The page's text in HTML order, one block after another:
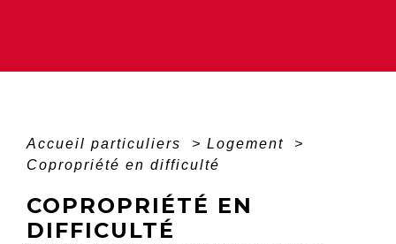
Accueil particuliers > Logement
>
Copropriété en difficulté
COPROPRIÉTÉ EN
DIFFICULTÉ